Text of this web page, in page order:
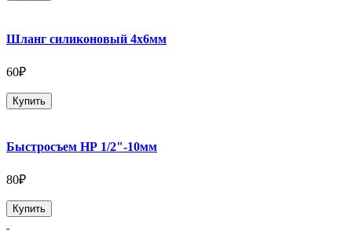
Шланг силиконовый 4х6мм
60₽
Купить
Быстросъем НР 1/2"-10мм
80₽
Купить